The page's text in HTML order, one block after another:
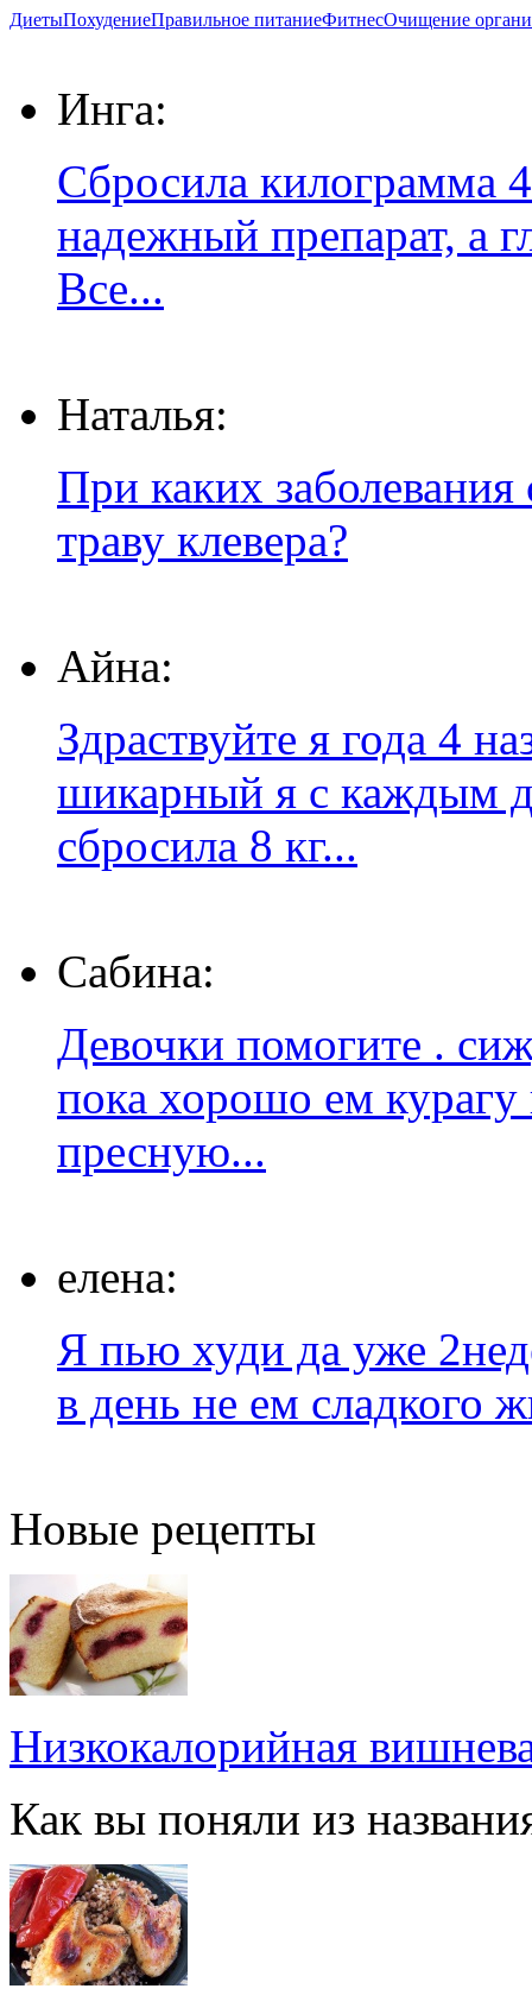
ДиетыПохудениеПравильное питаниеФитнесОчищение
Инга:
Сбросила килограмма
надежный препарат, а
Все...
Наталья:
При каких заболевания
траву клевера?
Айна:
Здраствуйте я года 4
шикарный я с каждым
сбросила 8 кг...
Сабина:
Девочки помогите .
пока хорошо ем
пресную...
елена:
Я пью худи да уже
в день не ем сладкого
Новые рецепты
Низкокалорийная
Как вы поняли из